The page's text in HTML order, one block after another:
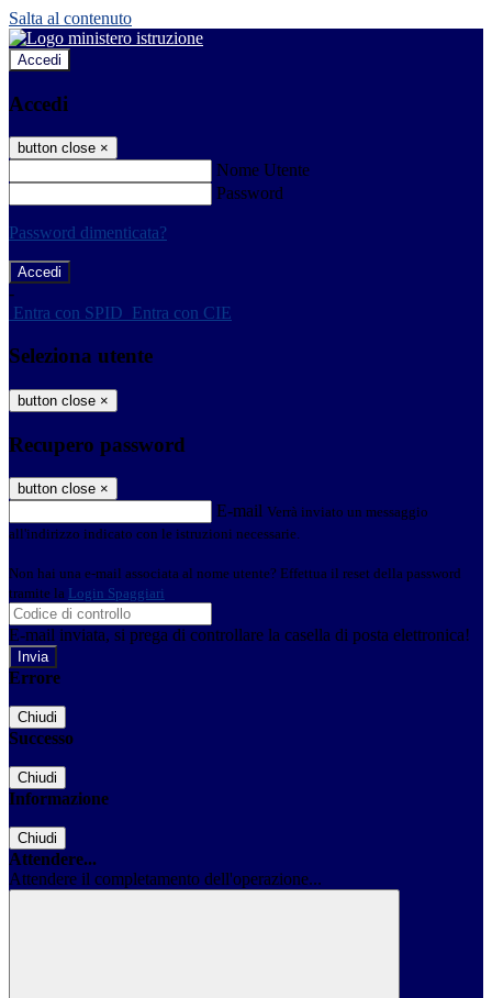
Salta al contenuto
Accedi
Accedi
button close ×
Nome Utente
Password
Password dimenticata?
-
Entra con SPID Entra con CIE
Seleziona utente
button close ×
Recupero password
button close ×
E-mail Verrà inviato un messaggio
all'indirizzo indicato con le istruzioni necessarie.
Non hai una e-mail associata al nome utente? Effettua il reset della password
tramite la Login Spaggiari
E-mail inviata, si prega di controllare la casella di posta elettronica!
Errore
Chiudi
Successo
Chiudi
Informazione
Chiudi
Attendere...
Attendere il completamento dell'operazione...